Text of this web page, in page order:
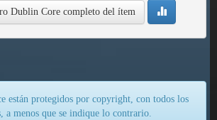
Dublin Core completo del ítem
están protegidos por copyright, con todos los
a menos que se indique lo contrario.